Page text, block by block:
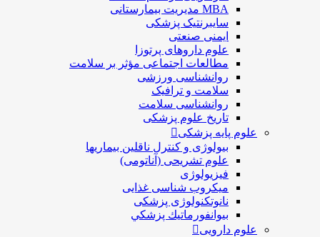
MBA مدیریت بیمارستانی
سایبرنتیک پزشکی
ایمنی صنعتی
علوم داروهای پرتوزا
مطالعات اجتماعی مؤثر بر سلامت
روانشناسی ورزشی
سلامت و ترافیک
روانشناسی سلامت
تاریخ علوم پزشکی
علوم پایه پزشکی
بیولوژی و کنترل ناقلین بیماریها
علوم تشریحی (آناتومی)
فیزیولوژی
ميكروب شناسی غذایی
نانوتکنولوژی پزشکی
بيوانفورماتيك پزشكي
علوم دارویی